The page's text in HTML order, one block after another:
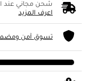
شحن مجاني عند
اعرف المزيد
تسوق آمن